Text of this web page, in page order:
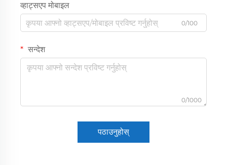
व्हाट्सएप मोबाइल
0/100
सन्देश
0/1000
पठाउनुहोस्